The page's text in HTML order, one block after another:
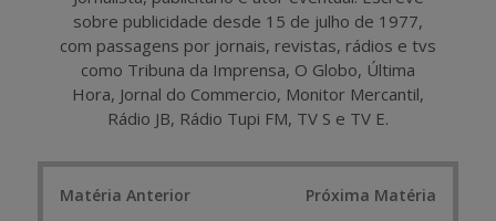
sobre publicidade desde 15 de julho de 1977,
com passagens por jornais, revistas, rádios e tvs
como Tribuna da Imprensa, O Globo, Última
Hora, Jornal do Commercio, Monitor Mercantil,
Rádio JB, Rádio Tupi FM, TV S e TV E.
Matéria Anterior Próxima Matéria